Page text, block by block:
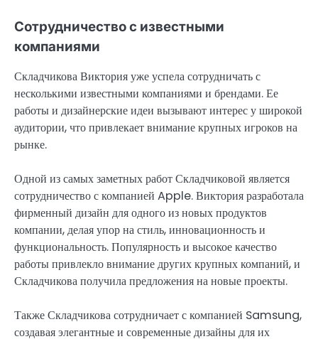
Сотрудничество с известными
компаниями
Складчикова Виктория уже успела сотрудничать с
несколькими известными компаниями и брендами. Ее
работы и дизайнерские идеи вызывают интерес у широкой
аудитории, что привлекает внимание крупных игроков на
рынке.
Одной из самых заметных работ Складчиковой является
сотрудничество с компанией Apple. Виктория разработала
фирменный дизайн для одного из новых продуктов
компании, делая упор на стиль, инновационность и
функциональность. Популярность и высокое качество
работы привлекло внимание других крупных компаний, и
Складчикова получила предложения на новые проекты.
Также Складчикова сотрудничает с компанией Samsung,
создавая элегантные и современные дизайны для их